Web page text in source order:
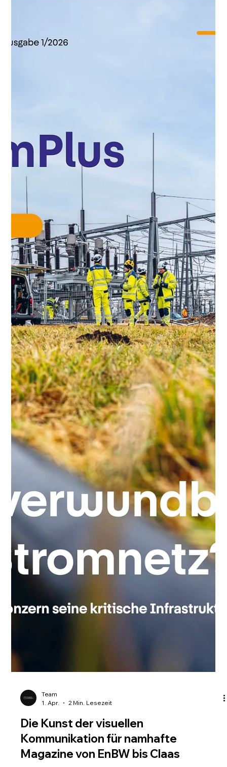
Team
7. Apr.
4 Min. Lesezeit
Industrielle Fotografie für
beeindruckende Ergebnisse:
Fotografie von Industrieanlagen
Industrielle Fotografie ist ein spezielles Feld, das weit über das
bloße Ablichten von Maschinen und Anlagen hinausgeht. Ingo
und Chris von Rack Fotografie, wissen aus jahrelanger
Erfahrung, wie wichtig es ist, Industrieanlagen nicht nur
technisch korrekt, sondern auch ästhetisch ansprechend und
aussagekräftig zu fotografieren. Gerade in der Region
Oberschwaben, mit Städten wie Bad Saulgau, Bad Buchau
und Biberach, gibt es zahlreiche Unternehmen, die von